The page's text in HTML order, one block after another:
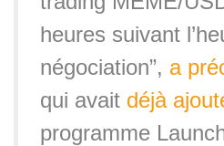
heures suivant
négociation”, a
qui avait déjà
programme